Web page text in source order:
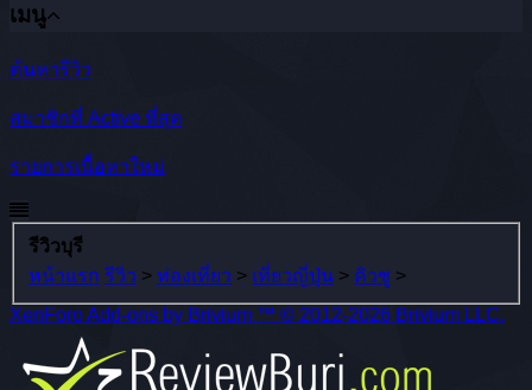
เมนู
ค้นหารีวิว
สมาชิกที่ Active ที่สุด
รายการเนื้อหาใหม่
รีวิวบุรี
หน้าแรก รีวิว > ท่องเที่ยว > เที่ยวญี่ปุ่น > คิวชู >
XenForo Add-ons by Brivium ™ © 2012-2026 Brivium LLC.